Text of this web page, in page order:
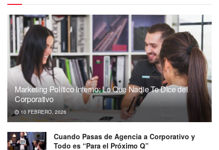
Marketing Político Interno: Lo Que Nadie Te Dice del
Corporativo
10 FEBRERO, 2026
Cuando Pasas de Agencia a Corporativo y
Todo es “Para el Próximo Q”